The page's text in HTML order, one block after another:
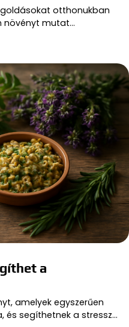
otthonukban
növényt mutat…
a
amelyek egyszerűen
és segíthetnek a stressz…